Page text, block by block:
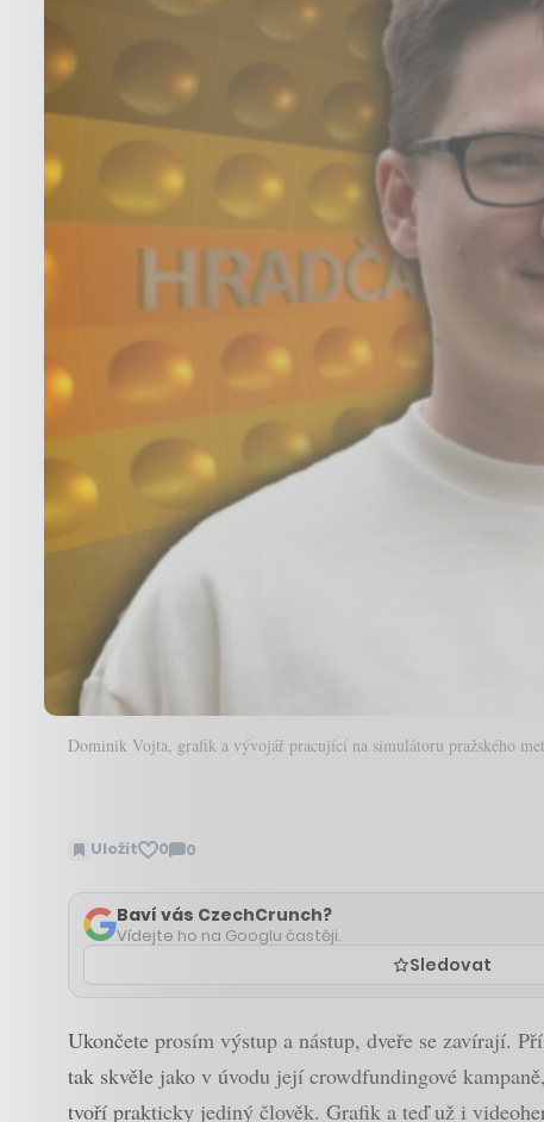
Dominik Vojta, grafik a vývojář pracující na simulátoru pražského
Uložit 0 0
Zobrazit
Baví vás CzechCrunch?
Vídejte ho na Googlu častěji.
Sledovat
Ukončete prosím výstup a nástup, dveře se zavírají.
tak skvěle jako v úvodu její crowdfundingové
tvoří prakticky jediný člověk. Grafik a teď už i